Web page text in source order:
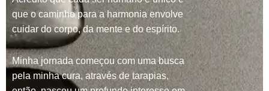
que o caminho para a harmonia envolve
cuidar do corpo, da mente e do espírito.
Minha jornada começou com uma busca
pela minha cura, através de tarapias,